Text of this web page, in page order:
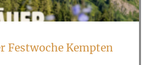
Festwoche Kempten